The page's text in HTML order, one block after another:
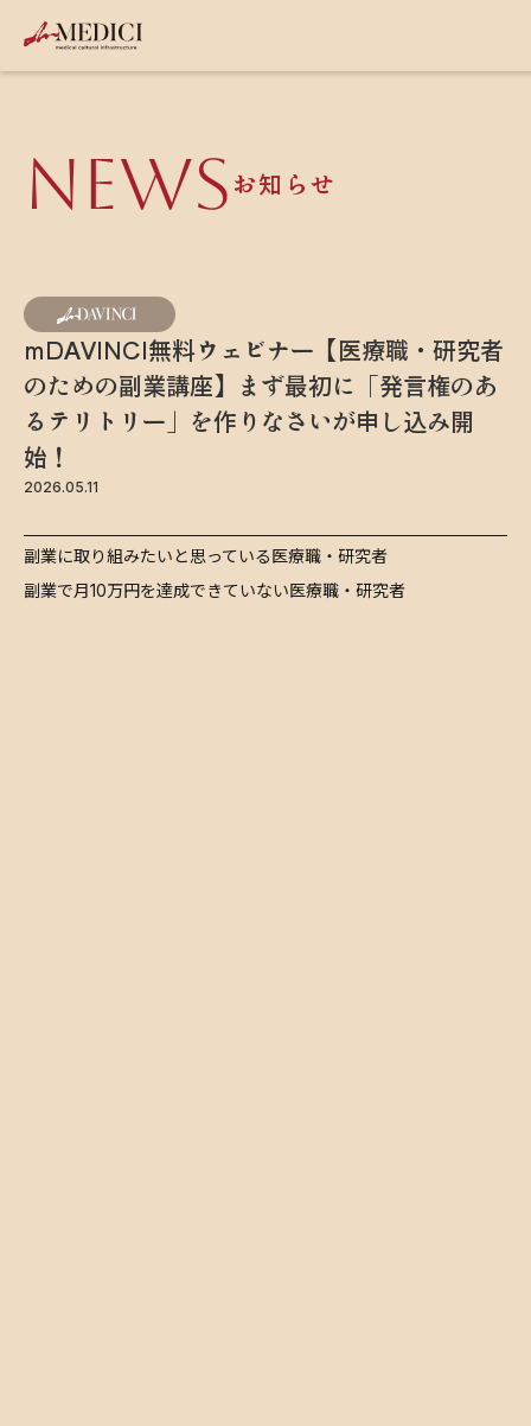
NEWS お知らせ
mDAVINCI無料ウェビナー【医療職・研究者
のための副業講座】まず最初に「発言権のあ
るテリトリー」を作りなさいが申し込み開
始！
2026.05.11
​副業に取り組みたいと思っている医療職・研究者
​副業で月10万円を達成できていない医療職・研究者